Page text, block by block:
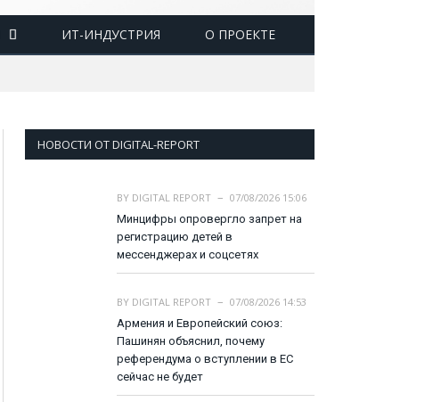
ИТ-ИНДУСТРИЯ О ПРОЕКТЕ
НОВОСТИ ОТ DIGITAL-REPORT
BY DIGITAL REPORT
07/08/2026 15:06
Минцифры опровергло запрет на
регистрацию детей в
мессенджерах и соцсетях
BY DIGITAL REPORT
07/08/2026 14:53
Армения и Европейский союз:
Пашинян объяснил, почему
референдума о вступлении в ЕС
сейчас не будет